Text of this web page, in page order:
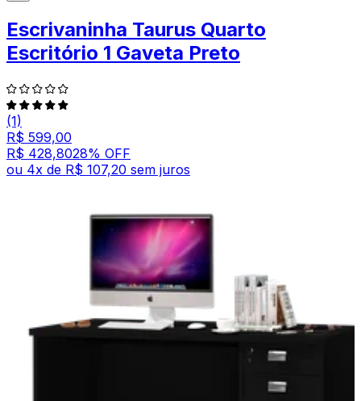
Escrivaninha Taurus Quarto
Escritório 1 Gaveta Preto
(1)
R$ 599,00
R$ 428,8028% OFF
ou 4x de R$ 107,20 sem juros